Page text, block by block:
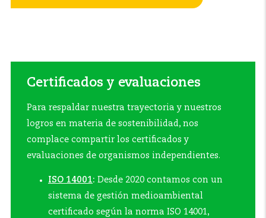
Certificados y evaluaciones
Para respaldar nuestra trayectoria y nuestros
logros en materia de sostenibilidad, nos
complace compartir los certificados y
evaluaciones de organismos independientes.
ISO 14001: Desde 2020 contamos con un
sistema de gestión medioambiental
certificado según la norma ISO 14001,